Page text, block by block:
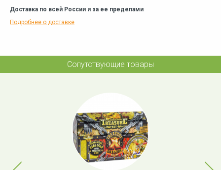
Доставка по всей России и за ее пределами
Подробнее о доставке
Сопутствующие товары
Previous Next